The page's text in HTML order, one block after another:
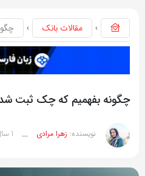
مقالات بانک
چگونه بفهمیم که چک ثبت
نویسنده: زهرا مرادی __ 1 سال پیش